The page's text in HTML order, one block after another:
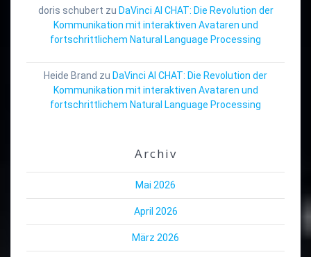
doris schubert zu DaVinci AI CHAT: Die Revolution der
Kommunikation mit interaktiven Avataren und
fortschrittlichem Natural Language Processing
Heide Brand zu DaVinci AI CHAT: Die Revolution der
Kommunikation mit interaktiven Avataren und
fortschrittlichem Natural Language Processing
Archiv
Mai 2026
April 2026
März 2026